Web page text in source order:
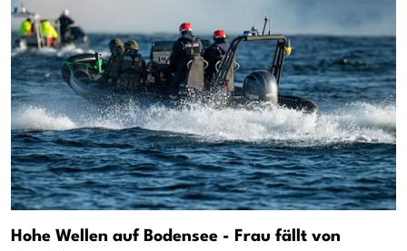
Hohe Wellen auf Bodensee - Frau fällt von